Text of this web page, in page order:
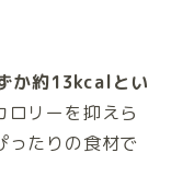
か約13kcalとい
ロリーを抑えら
ったりの食材で